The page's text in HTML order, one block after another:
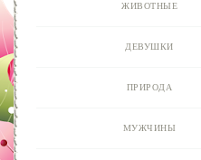
ЖИВОТНЫЕ
ДЕВУШКИ
ПРИРОДА
МУЖЧИНЫ